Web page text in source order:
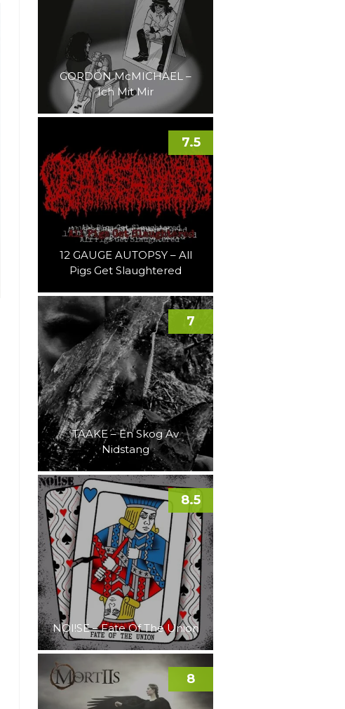
GORDON McMICHAEL –
Ich Mit Mir
12 GAUGE AUTOPSY – All
Pigs Get Slaughtered
7.5
TAAKE – En Skog Av
Nidstang
7
NOI!SE – Fate Of The Union
8.5
8